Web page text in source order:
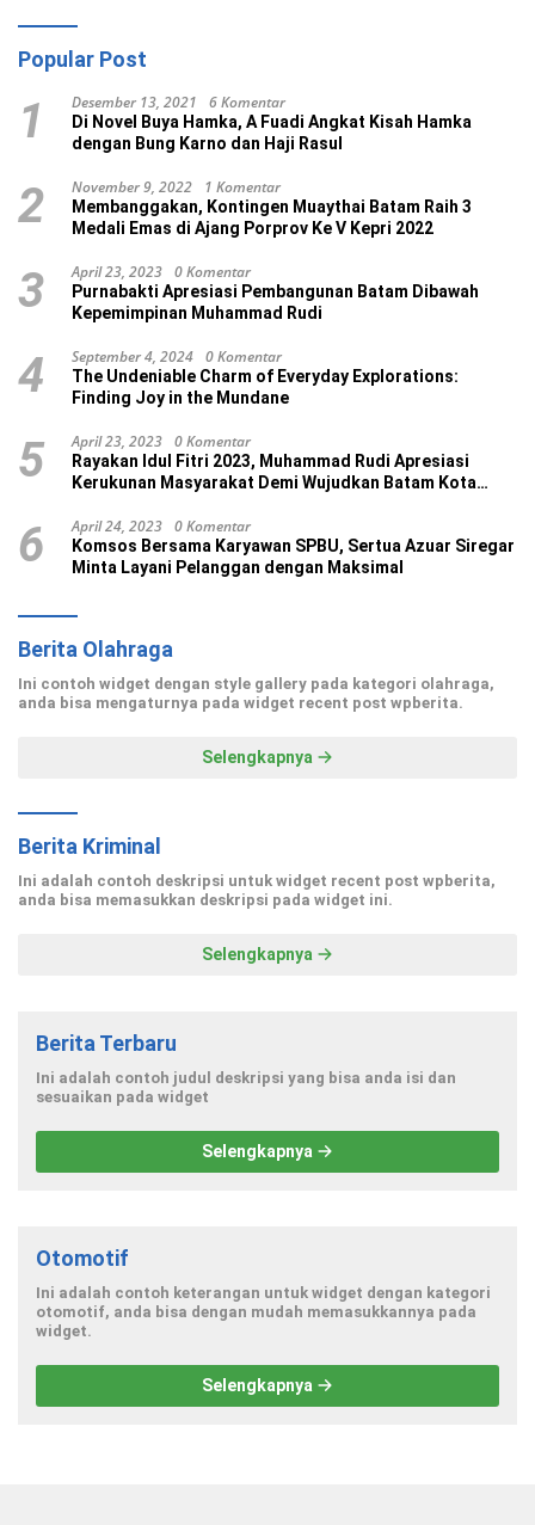
Popular Post
1 Desember 13, 2021 6 Komentar
Di Novel Buya Hamka, A Fuadi Angkat Kisah Hamka
dengan Bung Karno dan Haji Rasul
2 November 9, 2022 1 Komentar
Membanggakan, Kontingen Muaythai Batam Raih 3
Medali Emas di Ajang Porprov Ke V Kepri 2022
3 April 23, 2023 0 Komentar
Purnabakti Apresiasi Pembangunan Batam Dibawah
Kepemimpinan Muhammad Rudi
4 September 4, 2024 0 Komentar
The Undeniable Charm of Everyday Explorations:
Finding Joy in the Mundane
5 April 23, 2023 0 Komentar
Rayakan Idul Fitri 2023, Muhammad Rudi Apresiasi
Kerukunan Masyarakat Demi Wujudkan Batam Kota
6 April 24, 2023 0 Komentar
Komsos Bersama Karyawan SPBU, Sertua Azuar Siregar
Minta Layani Pelanggan dengan Maksimal
Berita Olahraga
Ini contoh widget dengan style gallery pada kategori olahraga,
anda bisa mengaturnya pada widget recent post wpberita.
Selengkapnya
Berita Kriminal
Ini adalah contoh deskripsi untuk widget recent post wpberita,
anda bisa memasukkan deskripsi pada widget ini.
Selengkapnya
Berita Terbaru
Ini adalah contoh judul deskripsi yang bisa anda isi dan
sesuaikan pada widget
Selengkapnya
Otomotif
Ini adalah contoh keterangan untuk widget dengan kategori
otomotif, anda bisa dengan mudah memasukkannya pada
widget.
Selengkapnya